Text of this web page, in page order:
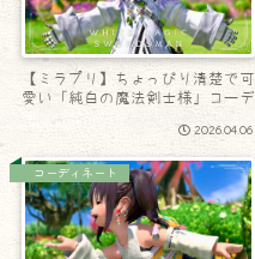
【ミラプリ】ちょっぴり清楚で可
愛い「純白の魔法剣士様」コーデ
2026.04.06
コーディネート